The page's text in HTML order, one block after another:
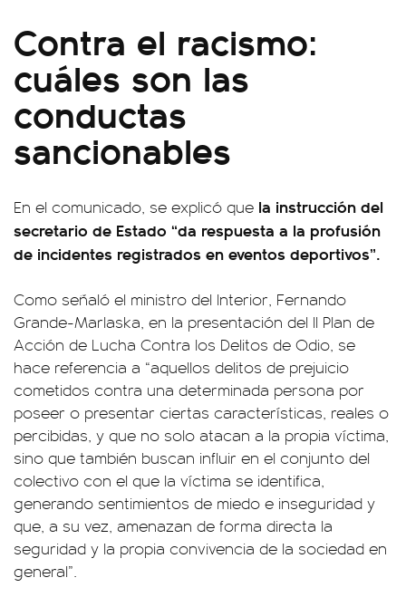
Contra el racismo:
cuáles son las
conductas
sancionables
En el comunicado, se explicó que la instrucción del
secretario de Estado “da respuesta a la profusión
de incidentes registrados en eventos deportivos”.
Como señaló el ministro del Interior, Fernando
Grande-Marlaska, en la presentación del II Plan de
Acción de Lucha Contra los Delitos de Odio, se
hace referencia a “aquellos delitos de prejuicio
cometidos contra una determinada persona por
poseer o presentar ciertas características, reales o
percibidas, y que no solo atacan a la propia víctima,
sino que también buscan influir en el conjunto del
colectivo con el que la víctima se identifica,
generando sentimientos de miedo e inseguridad y
que, a su vez, amenazan de forma directa la
seguridad y la propia convivencia de la sociedad en
general”.